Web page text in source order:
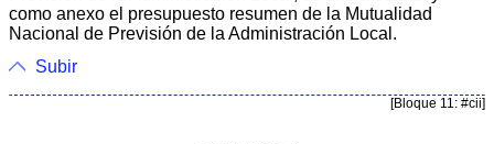
como anexo el presupuesto resumen de la Mutualidad
Nacional de Previsión de la Administración Local.
Subir
[Bloque 11: #cii]